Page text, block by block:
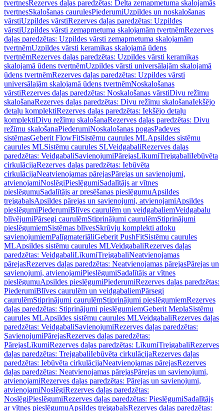
tvertnesRezerves daļas paredzētas: Delta zemapmetuma skalojamās
tvertnesSkalošanas caurulesPiederumiUzpildes un noskalošanas
vārstiUzpildes vārstiRezerves daļas paredzētas: Uzpildes
vārstiUzpildes vārsti zemapmetuma skalojamām tvertnēmRezerves
daļas paredzētas: Uzpildes vārsti zemapmetuma skalojamām
tvertnēmUzpildes vārsti keramikas skalojamā ūdens
tvertnēmRezerves daļas paredzētas: Uzpildes vārsti keramikas
skalojamā ūdens tvertnēmUzpildes vārsti universālajām skalojamā
ūdens tvertnēmRezerves daļas paredzētas: Uzpildes vārsti
universālajām skalojamā ūdens tvertnēmNoskalošanas
vārstiRezerves daļas paredzētas: Noskalošanas vārstiDivu režīmu
skalošanaRezerves daļas paredzētas: Divu režīmu skalošanaIekšējo
detaļu komplektiRezerves daļas paredzētas: Iekšējo detaļu
komplektiDivu režīmu skalošanaRezerves daļas paredzētas: Divu
režīmu skalošanaPiederumiNoskalošanas pogasPadeves
sistēmasGeberit FlowFitSistēmu caurules MLApsildes sistēmu
caurules MLSistēmu caurules SLVeidgabaliRezerves daļas
paredzētas: VeidgabaliSavienojumiPārejasLīkumiTrejgabaliIebūvēta
cirkulācijaRezerves daļas paredzētas: Iebūvēta
cirkulācijaNeatvienojamas pārejasPārejas un savienojumi,
atvienojamiNoslēgiPieslēgumiSadalītājs ar vītnes
pieslēgumuSadalītājs ar presēšanas pieslēgumuApsildes
trejgabalsApsildes pārejas un savienojumi, atvienojamiApsildes
pieslēgumiPiederumiBlīves caurulēm un veidgabaliemVeidgabalu
blīvējumiPārsegi caurulēmStiprinājumi caurulēmStiprinājumi
pieslēgumiemSistēmas blīvesSkrūvju komplekti atloku
savienojumiemPalīgmateriāliGeberit PushFitSistēmu caurules
MLApsildes sistēmu caurules MLVeidgabaliRezerves daļas
paredzētas: VeidgabaliLīkumiTrejgabaliNeatvienojamas
pārejasRezerves daļas paredzētas: Neatvienojamas pārejasPārejas un
savienojumi, atvienojamiPieslēgumiSadalītājs ar vītnes
pieslēgumuApsildes pieslēgumiPiederumiRezerves daļas paredzētas:
PiederumiBlīves caurulēm un veidgabaliemPārsegi
caurulēmStiprinājumi caurulēmStiprinājumi pieslēgumiemRezerves
daļas paredzētas: Stiprinājumi pieslēgumiemGeberit MeplaSistēmu
caurules MLApsildes sistēmu caurules MLVeidgabaliRezerves daļas
paredzētas: VeidgabaliSavienojumiRezerves daļas paredzētas:
SavienojumiPārejasRezerves daļas paredzētas:
PārejasLīkumiRezerves daļas paredzētas: LīkumiTrejgabaliRezerves
daļas paredzētas: TrejgabaliIebūvēta cirkulācijaRezerves daļas
paredzētas: Iebūvēta cirkulācijaNeatvienojamas pārejasRezerves
daļas paredzētas: Neatvienojamas pārejasPārejas un savienojumi,
atvienojamiRezerves daļas paredzētas: Pārejas un savienojumi,
atvienojamiNoslēgiRezerves daļas paredzētas:
NoslēgiPieslēgumiRezerves daļas paredzētas: PieslēgumiSadalītājs
ar vītnes pieslēgumuApsildes trejgabalsRezerves daļas paredzētas: